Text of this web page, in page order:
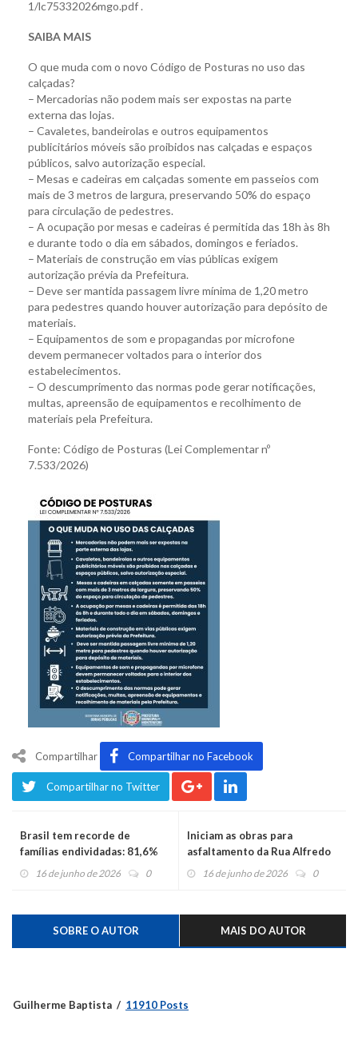
1/lc75332026mgo.pdf .
SAIBA MAIS
O que muda com o novo Código de Posturas no uso das
calçadas?
– Mercadorias não podem mais ser expostas na parte
externa das lojas.
– Cavaletes, bandeirolas e outros equipamentos
publicitários móveis são proibidos nas calçadas e espaços
públicos, salvo autorização especial.
– Mesas e cadeiras em calçadas somente em passeios com
mais de 3 metros de largura, preservando 50% do espaço
para circulação de pedestres.
– A ocupação por mesas e cadeiras é permitida das 18h às 8h
e durante todo o dia em sábados, domingos e feriados.
– Materiais de construção em vias públicas exigem
autorização prévia da Prefeitura.
– Deve ser mantida passagem livre mínima de 1,20 metro
para pedestres quando houver autorização para depósito de
materiais.
– Equipamentos de som e propagandas por microfone
devem permanecer voltados para o interior dos
estabelecimentos.
– O descumprimento das normas pode gerar notificações,
multas, apreensão de equipamentos e recolhimento de
materiais pela Prefeitura.
Fonte: Código de Posturas (Lei Complementar nº
7.533/2026)
Compartilhar Compartilhar no Facebook
Compartilhar no Twitter
Brasil tem recorde de
famílias endividadas: 81,6%
16 de junho de 2026 0
Iniciam as obras para
asfaltamento da Rua Alfredo
Nicolau Reichert
16 de junho de 2026 0
SOBRE O AUTOR MAIS DO AUTOR
Guilherme Baptista 11910 Posts